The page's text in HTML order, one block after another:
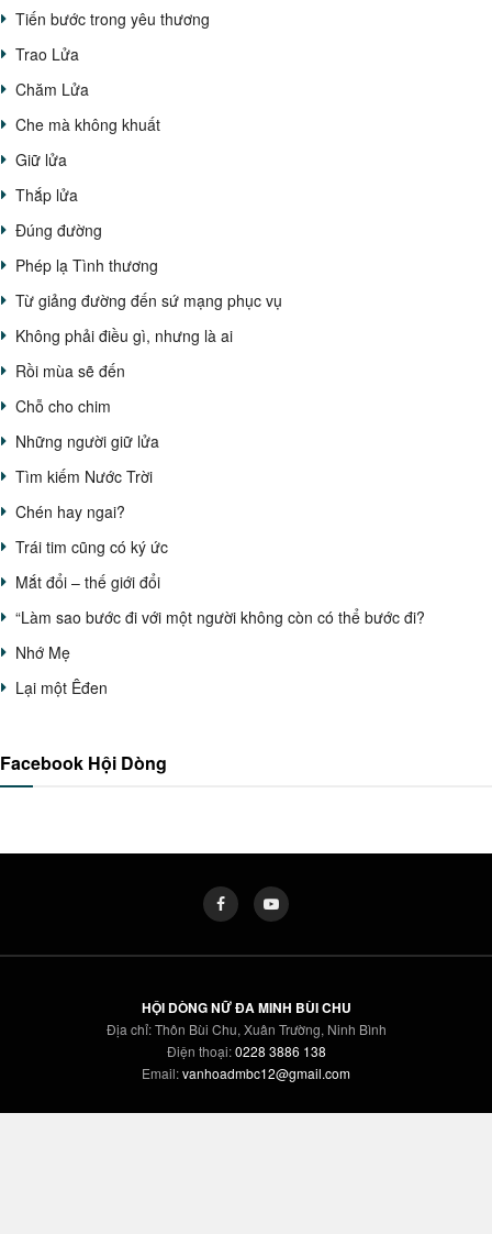
Tiến bước trong yêu thương
Trao Lửa
Chăm Lửa
Che mà không khuất
Giữ lửa
Thắp lửa
Đúng đường
Phép lạ Tình thương
Từ giảng đường đến sứ mạng phục vụ
Không phải điều gì, nhưng là ai
Rồi mùa sẽ đến
Chỗ cho chim
Những người giữ lửa
Tìm kiếm Nước Trời
Chén hay ngai?
Trái tim cũng có ký ức
Mắt đổi – thế giới đổi
“Làm sao bước đi với một người không còn có thể bước đi?
Nhớ Mẹ
Lại một Êđen
Facebook Hội Dòng
HỘI DÒNG NỮ ĐA MINH BÙI CHU
Địa chỉ: Thôn Bùi Chu, Xuân Trường, Ninh Bình
Điện thoại:0228 3886 138
Email:vanhoadmbc12@gmail.com